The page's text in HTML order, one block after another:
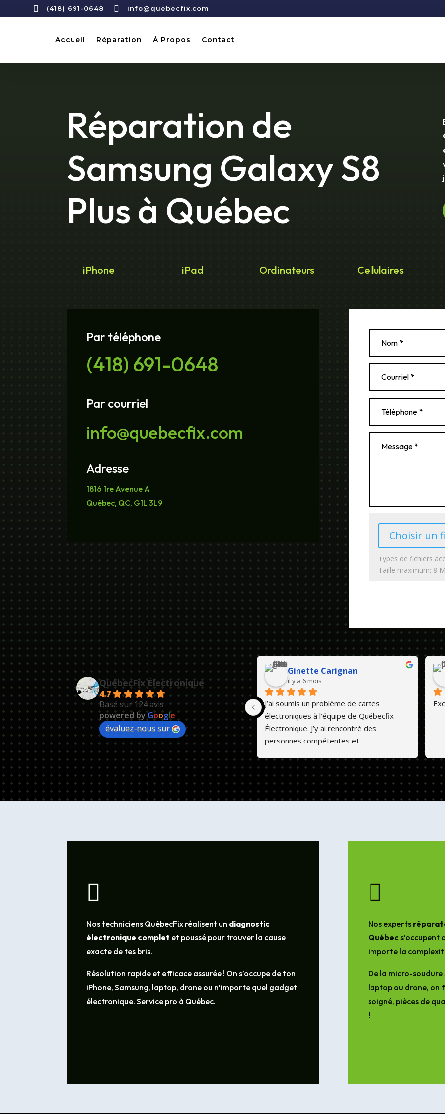
 (418) 691-0648  info@quebecfix.com
Accueil Réparation À Propos Contact
Réparation de
Samsung Galaxy S8
Plus à Québec
iPhone iPad Ordinateurs Cellulaires
Par téléphone
(418) 691-0648
Par courriel
info@quebecfix.com
Adresse
1816 1re Avenue A
Québec, QC, G1L 3L9
Choisir un
Types de fichiers
Taille maximum: 8
QuébecFix Électronique
4.7
Basé sur 124 avis
powered byGoogle
évaluez-nous sur
Ginette Carignan
il y a 6 mois
J’ai soumis un problème de cartes
électroniques à l’équipe de Québecfix
Électronique. J’y ai rencontré des
personnes compétentes et
qualité et les prix sont abordables. 💕😊

Nos techniciens QuébecFix réalisent un diagnostic
électronique complet et poussé pour trouver la cause
exacte de tes bris.
Résolution rapide et efficace assurée ! On s’occupe de ton
iPhone, Samsung, laptop, drone ou n’importe quel gadget
électronique. Service pro à Québec.

Nos experts
Québecs’occupent
importe la
De la micro-soudure
laptop ou drone, on
soigné, pièces de
!